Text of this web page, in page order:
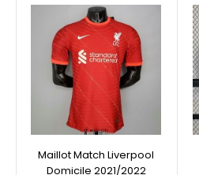
Maillot Match Liverpool
Domicile 2021/2022